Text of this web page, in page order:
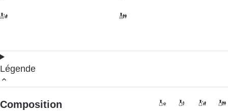
Légende
Composition